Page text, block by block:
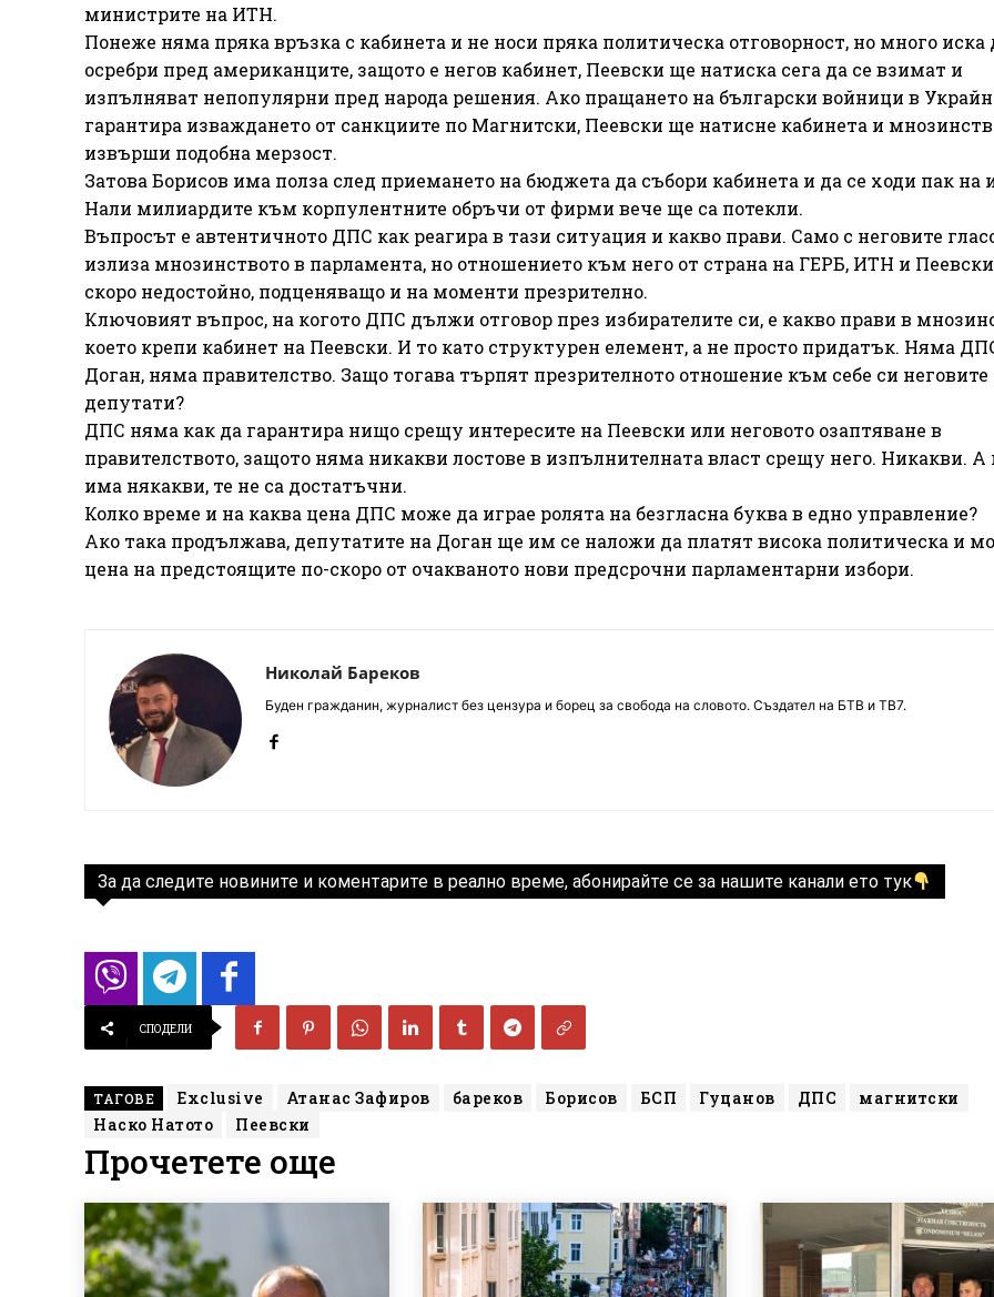
министрите на ИТН.
Понеже няма пряка връзка с кабинета и не носи пряка политическа отговорност, но много иска
осребри пред американците, защото е негов кабинет, Пеевски ще натиска сега да се взимат и
изпълняват непопулярни пред народа решения. Ако пращането на български войници в
гарантира изваждането от санкциите по Магнитски, Пеевски ще натисне кабинета и
извърши подобна мерзост.
Затова Борисов има полза след приемането на бюджета да събори кабинета и да се ходи пак на
Нали милиардите към корпулентните обръчи от фирми вече ще са потекли.
Въпросът е автентичното ДПС как реагира в тази ситуация и какво прави. Само с неговите
излиза мнозинството в парламента, но отношението към него от страна на ГЕРБ, ИТН и
скоро недостойно, подценяващо и на моменти презрително.
Ключовият въпрос, на когото ДПС дължи отговор през избирателите си, е какво прави в
което крепи кабинет на Пеевски. И то като структурен елемент, а не просто придатък. Няма
Доган, няма правителство. Защо тогава търпят презрителното отношение към себе си неговите
депутати?
ДПС няма как да гарантира нищо срещу интересите на Пеевски или неговото озаптяване в
правителството, защото няма никакви лостове в изпълнителната власт срещу него. Никакви. А
има някакви, те не са достатъчни.
Колко време и на каква цена ДПС може да играе ролята на безгласна буква в едно управление?
Ако така продължава, депутатите на Доган ще им се наложи да платят висока политическа и
цена на предстоящите по-скоро от очакваното нови предсрочни парламентарни избори.
Николай Бареков
Буден гражданин, журналист без цензура и борец за свобода на словото. Създател на БТВ и ТВ7.
За да следите новините и коментарите в реално време, абонирайте се за нашите канали ето тук
СПОДЕЛИ
ТАГОВЕ Exclusive Атанас Зафиров бареков Борисов БСП Гуцанов ДПС
магнитски
Наско Натото
Пеевски
Прочетете още